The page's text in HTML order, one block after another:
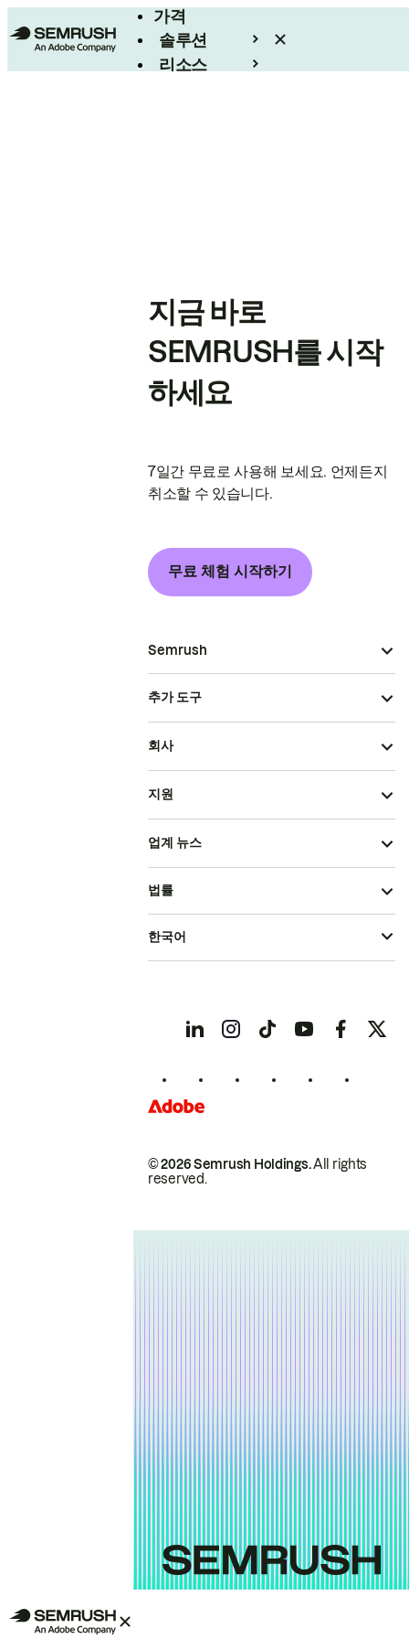
가격
솔루션
리소스
지금 바로
SEMRUSH를 시작
하세요
7일간 무료로 사용해 보세요. 언제든지
취소할 수 있습니다.
무료 체험 시작하기
Semrush
추가 도구
회사
지원
업계 뉴스
© 2026 Semrush Holdings.All rights
reserved.
법률
한국어